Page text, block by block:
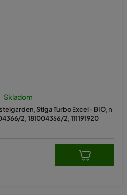
Stiga Turbo Excel - BIO, n
2, 181004366/2, 111191920
Skladom